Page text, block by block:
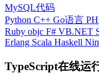
MySQL代码
Python C++ Go语言
Ruby objc F# VB.NET
Erlang Scala Haskell
TypeScript在线运